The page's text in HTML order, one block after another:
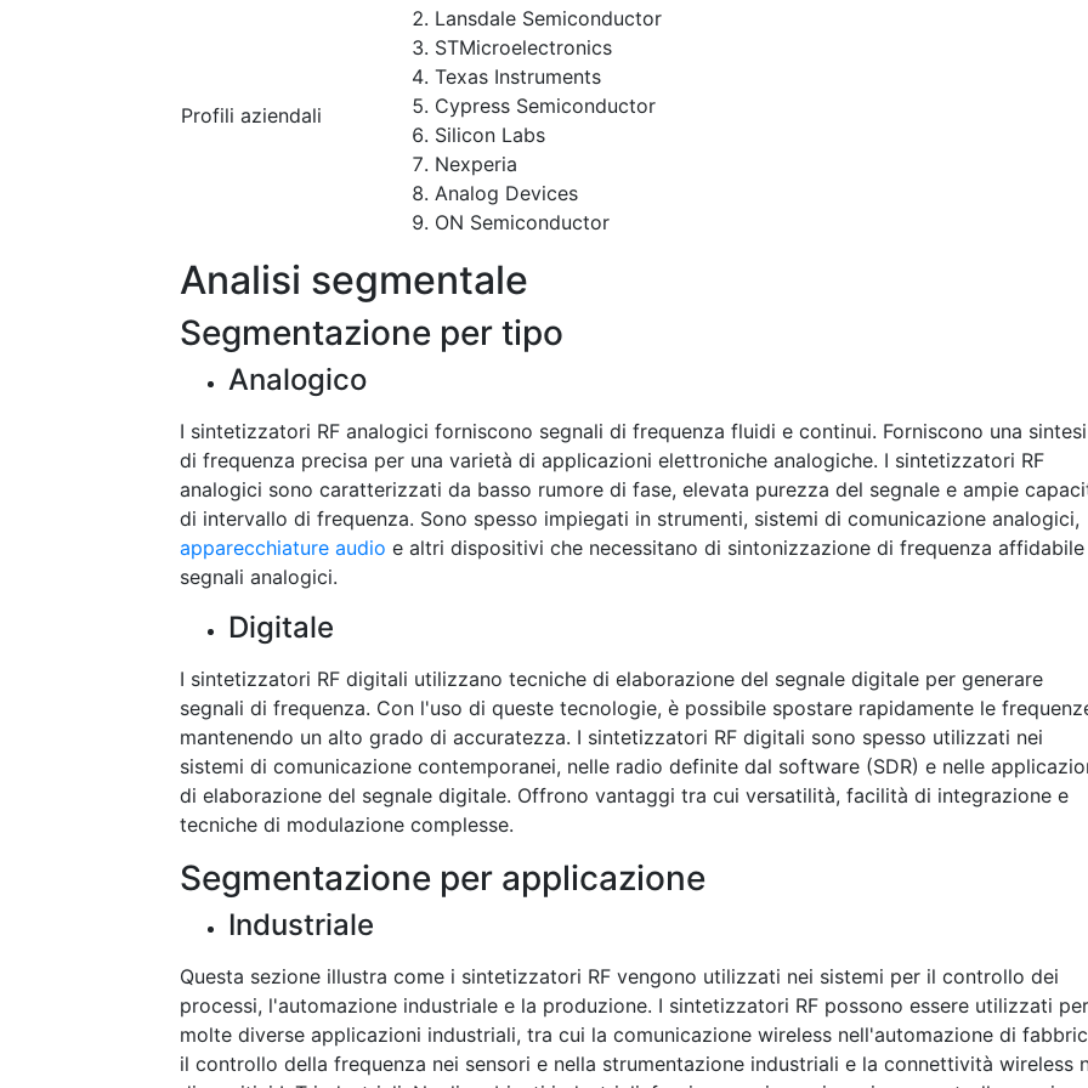
Profili aziendali
Lansdale Semiconductor
STMicroelectronics
Texas Instruments
Cypress Semiconductor
Silicon Labs
Nexperia
Analog Devices
ON Semiconductor
Analisi segmentale
Segmentazione per tipo
Analogico
I sintetizzatori RF analogici forniscono segnali di frequenza fluidi e continui. Forniscono una sintesi
di frequenza precisa per una varietà di applicazioni elettroniche analogiche. I sintetizzatori RF
analogici sono caratterizzati da basso rumore di fase, elevata purezza del segnale e ampie
di intervallo di frequenza. Sono spesso impiegati in strumenti, sistemi di comunicazione analogici,
apparecchiature audio e altri dispositivi che necessitano di sintonizzazione di frequenza affidabile
segnali analogici.
Digitale
I sintetizzatori RF digitali utilizzano tecniche di elaborazione del segnale digitale per generare
segnali di frequenza. Con l'uso di queste tecnologie, è possibile spostare rapidamente le
mantenendo un alto grado di accuratezza. I sintetizzatori RF digitali sono spesso utilizzati nei
sistemi di comunicazione contemporanei, nelle radio definite dal software (SDR) e nelle
di elaborazione del segnale digitale. Offrono vantaggi tra cui versatilità, facilità di integrazione e
tecniche di modulazione complesse.
Segmentazione per applicazione
Industriale
Questa sezione illustra come i sintetizzatori RF vengono utilizzati nei sistemi per il controllo dei
processi, l'automazione industriale e la produzione. I sintetizzatori RF possono essere utilizzati per
molte diverse applicazioni industriali, tra cui la comunicazione wireless nell'automazione di
il controllo della frequenza nei sensori e nella strumentazione industriali e la connettività wireless